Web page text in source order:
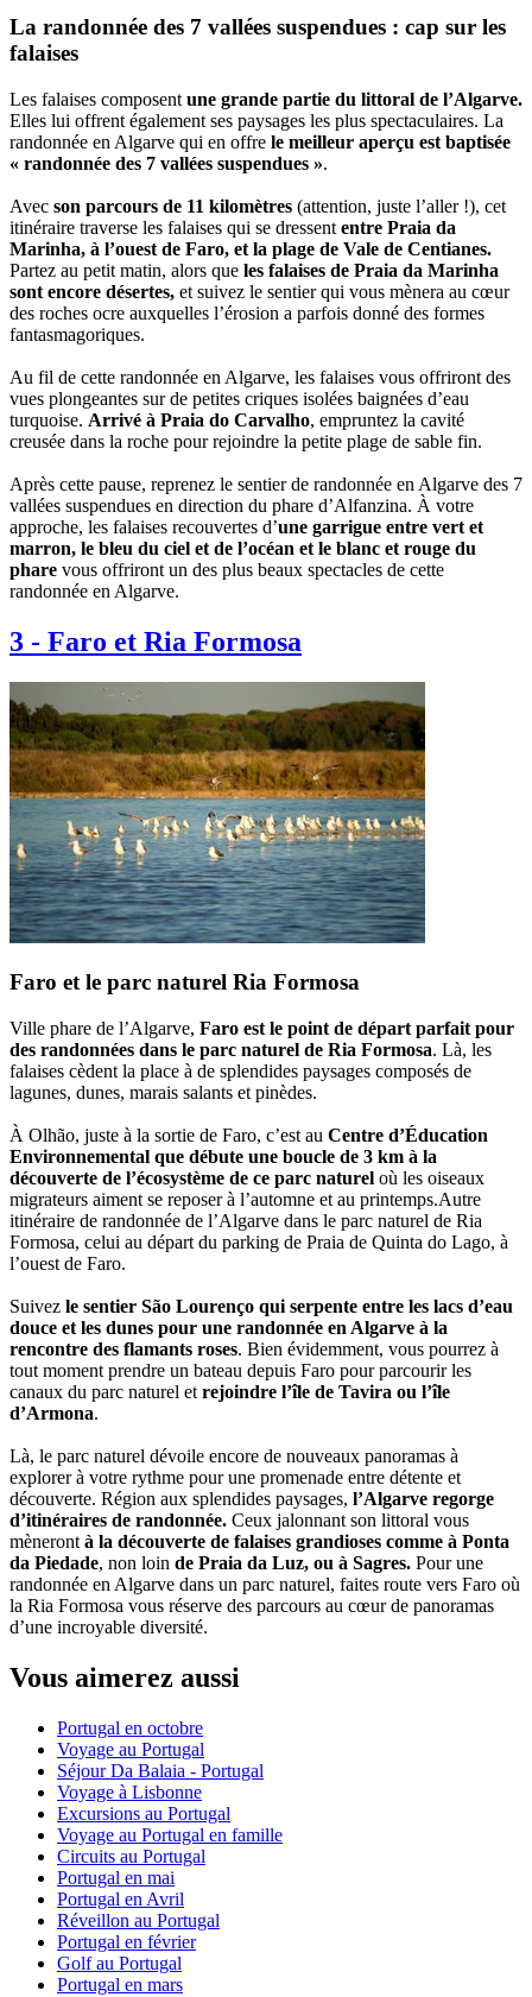
La randonnée des 7 vallées suspendues : cap sur les
falaises
Les falaises composent une grande partie du littoral de l’Algarve.
Elles lui offrent également ses paysages les plus spectaculaires. La
randonnée en Algarve qui en offre le meilleur aperçu est baptisée
« randonnée des 7 vallées suspendues ».
Avec son parcours de 11 kilomètres (attention, juste l’aller !), cet
itinéraire traverse les falaises qui se dressent entre Praia da
Marinha, à l’ouest de Faro, et la plage de Vale de Centianes.
Partez au petit matin, alors que les falaises de Praia da Marinha
sont encore désertes, et suivez le sentier qui vous mènera au cœur
des roches ocre auxquelles l’érosion a parfois donné des formes
fantasmagoriques.
Au fil de cette randonnée en Algarve, les falaises vous offriront des
vues plongeantes sur de petites criques isolées baignées d’eau
turquoise. Arrivé à Praia do Carvalho, empruntez la cavité
creusée dans la roche pour rejoindre la petite plage de sable fin.
Après cette pause, reprenez le sentier de randonnée en Algarve des 7
vallées suspendues en direction du phare d’Alfanzina. À votre
approche, les falaises recouvertes d’une garrigue entre vert et
marron, le bleu du ciel et de l’océan et le blanc et rouge du
phare vous offriront un des plus beaux spectacles de cette
randonnée en Algarve.
3 - Faro et Ria Formosa
Faro et le parc naturel Ria Formosa
Ville phare de l’Algarve, Faro est le point de départ parfait pour
des randonnées dans le parc naturel de Ria Formosa. Là, les
falaises cèdent la place à de splendides paysages composés de
lagunes, dunes, marais salants et pinèdes.
À Olhão, juste à la sortie de Faro, c’est au Centre d’Éducation
Environnemental que débute une boucle de 3 km à la
découverte de l’écosystème de ce parc naturel où les oiseaux
migrateurs aiment se reposer à l’automne et au printemps.Autre
itinéraire de randonnée de l’Algarve dans le parc naturel de Ria
Formosa, celui au départ du parking de Praia de Quinta do Lago, à
l’ouest de Faro.
Suivez le sentier São Lourenço qui serpente entre les lacs d’eau
douce et les dunes pour une randonnée en Algarve à la
rencontre des flamants roses. Bien évidemment, vous pourrez à
tout moment prendre un bateau depuis Faro pour parcourir les
canaux du parc naturel et rejoindre l’île de Tavira ou l’île
d’Armona.
Là, le parc naturel dévoile encore de nouveaux panoramas à
explorer à votre rythme pour une promenade entre détente et
découverte. Région aux splendides paysages, l’Algarve regorge
d’itinéraires de randonnée. Ceux jalonnant son littoral vous
mèneront à la découverte de falaises grandioses comme à Ponta
da Piedade, non loin de Praia da Luz, ou à Sagres. Pour une
randonnée en Algarve dans un parc naturel, faites route vers Faro où
la Ria Formosa vous réserve des parcours au cœur de panoramas
d’une incroyable diversité.
Vous aimerez aussi
Portugal en octobre
Voyage au Portugal
Séjour Da Balaia - Portugal
Voyage à Lisbonne
Excursions au Portugal
Voyage au Portugal en famille
Circuits au Portugal
Portugal en mai
Portugal en Avril
Réveillon au Portugal
Portugal en février
Golf au Portugal
Portugal en mars